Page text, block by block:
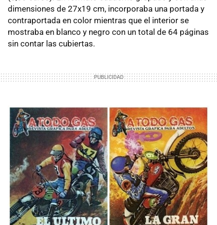
dimensiones de 27x19 cm, incorporaba una portada y
contraportada en color mientras que el interior se
mostraba en blanco y negro con un total de 64 páginas
sin contar las cubiertas.